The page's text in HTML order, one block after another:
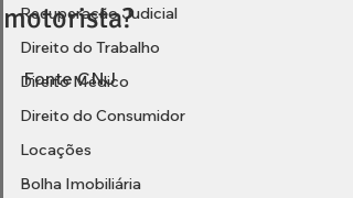
Recuperação Judicial
Direito do Trabalho
Direito Médico
Direito do Consumidor
Locações
Bolha Imobiliária
motorista?
Fonte CNJ